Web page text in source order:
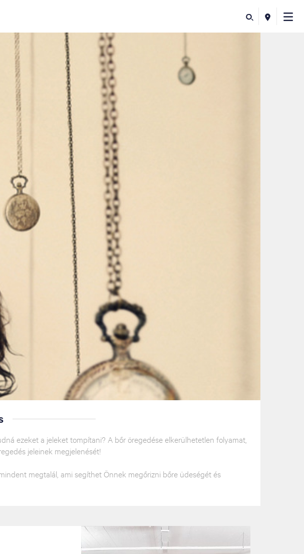
ezeket a jeleket tompítani? A bőr öregedése elkerülhetetlen folyamat,
jeleinek megjelenését!
megtalál, ami segíthet Önnek megőrizni bőre üdeségét és